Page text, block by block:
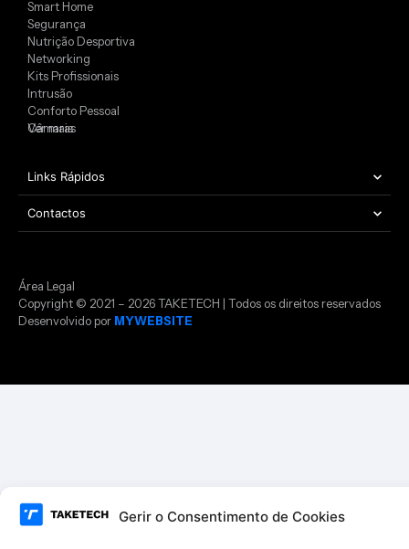
Gerir o Consentimento de Cookies
Smart Home
Segurança
Nutrição Desportiva
Networking
Kits Profissionais
Intrusão
Conforto Pessoal
Câmaras
Ver mais
Links Rápidos
Contactos
Copyright © 2021 – 2026 TAKETECH | Todos os direitos reservados
Desenvolvido por MYWEBSITE
Área Legal